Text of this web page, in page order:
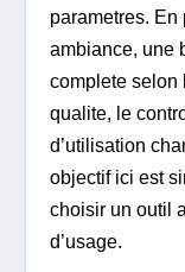
parametres.
ambiance, une
complete selon
qualite, le
d’utilisation
objectif ici est
choisir un outil
d’usage.